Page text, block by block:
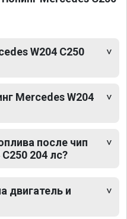
W204 C250
Mercedes W204
после чип
204 лс?
двигатель и